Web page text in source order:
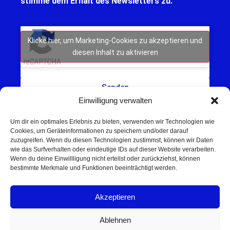
Einwilligung verwalten
Um dir ein optimales Erlebnis zu bieten, verwenden wir Technologien wie
Cookies, um Geräteinformationen zu speichern und/oder darauf
zuzugreifen. Wenn du diesen Technologien zustimmst, können wir Daten
wie das Surfverhalten oder eindeutige IDs auf dieser Website verarbeiten.
Wenn du deine Einwillligung nicht erteilst oder zurückziehst, können
bestimmte Merkmale und Funktionen beeinträchtigt werden.
Akzeptieren
Ablehnen
Schweinfurt NEWS – Aktuelle Nachrichten,
Umgebung.
Klicke hier, um Marketing-Cookies zu akzeptieren und
diesen Inhalt zu aktivieren
Senden